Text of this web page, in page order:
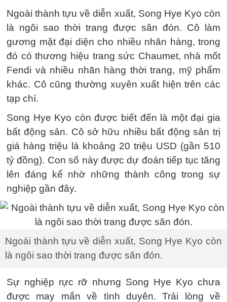
Ngoài thành tựu về diễn xuất, Song Hye Kyo còn
là ngôi sao thời trang được săn đón. Cô làm
gương mặt đại diện cho nhiều nhãn hàng, trong
đó có thương hiệu trang sức Chaumet, nhà mốt
Fendi và nhiều nhãn hàng thời trang, mỹ phẩm
khác. Cô cũng thường xuyên xuất hiện trên các
tạp chí.
Song Hye Kyo còn được biết đến là một đại gia
bất động sản. Cô sở hữu nhiều bất động sản trị
giá hàng triệu là khoảng 20 triệu USD (gần 510
tỷ đồng). Con số này được dự đoán tiếp tục tăng
lên đáng kể nhờ những thành công trong sự
nghiệp gần đây.
Ngoài thành tựu về diễn xuất, Song Hye Kyo còn
là ngôi sao thời trang được săn đón.
Sự nghiệp rực rỡ nhưng Song Hye Kyo chưa
được may mắn về tình duyên. Trải lòng về